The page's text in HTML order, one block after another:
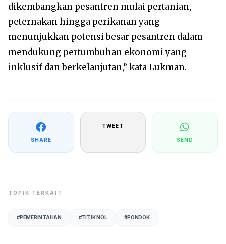
dikembangkan pesantren mulai pertanian,
peternakan hingga perikanan yang
menunjukkan potensi besar pesantren dalam
mendukung pertumbuhan ekonomi yang
inklusif dan berkelanjutan,” kata Lukman.
SHARE
TWEET
SEND
TOPIK TERKAIT
#PEMERINTAHAN #TITIK NOL #PONDOK